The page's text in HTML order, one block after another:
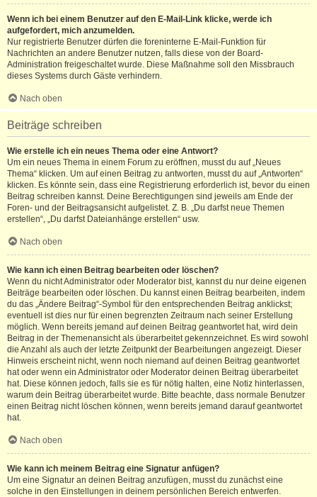
Wenn ich bei einem Benutzer auf den E-Mail-Link klicke, werde ich
aufgefordert, mich anzumelden.
Nur registrierte Benutzer dürfen die foreninterne E-Mail-Funktion für
Nachrichten an andere Benutzer nutzen, falls diese von der Board-
Administration freigeschaltet wurde. Diese Maßnahme soll den Missbrauch
dieses Systems durch Gäste verhindern.
Nach oben
Beiträge schreiben
Wie erstelle ich ein neues Thema oder eine Antwort?
Um ein neues Thema in einem Forum zu eröffnen, musst du auf „Neues
Thema“ klicken. Um auf einen Beitrag zu antworten, musst du auf „Antworten“
klicken. Es könnte sein, dass eine Registrierung erforderlich ist, bevor du einen
Beitrag schreiben kannst. Deine Berechtigungen sind jeweils am Ende der
Foren- und der Beitragsansicht aufgelistet. Z. B. „Du darfst neue Themen
erstellen“, „Du darfst Dateianhänge erstellen“ usw.
Nach oben
Wie kann ich einen Beitrag bearbeiten oder löschen?
Wenn du nicht Administrator oder Moderator bist, kannst du nur deine eigenen
Beiträge bearbeiten oder löschen. Du kannst einen Beitrag bearbeiten, indem
du das „Ändere Beitrag“-Symbol für den entsprechenden Beitrag anklickst;
eventuell ist dies nur für einen begrenzten Zeitraum nach seiner Erstellung
möglich. Wenn bereits jemand auf deinen Beitrag geantwortet hat, wird dein
Beitrag in der Themenansicht als überarbeitet gekennzeichnet. Es wird sowohl
die Anzahl als auch der letzte Zeitpunkt der Bearbeitungen angezeigt. Dieser
Hinweis erscheint nicht, wenn noch niemand auf deinen Beitrag geantwortet
hat oder wenn ein Administrator oder Moderator deinen Beitrag überarbeitet
hat. Diese können jedoch, falls sie es für nötig halten, eine Notiz hinterlassen,
warum dein Beitrag überarbeitet wurde. Bitte beachte, dass normale Benutzer
einen Beitrag nicht löschen können, wenn bereits jemand darauf geantwortet
hat.
Nach oben
Wie kann ich meinem Beitrag eine Signatur anfügen?
Um eine Signatur an deinen Beitrag anzufügen, musst du zunächst eine
solche in den Einstellungen in deinem persönlichen Bereich entwerfen.